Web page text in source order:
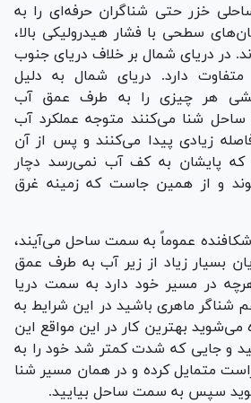
خزر حتی شناگران حرفه‌ای را به
سطحی با فشار هیدرولیکی بالا،
در دریای شمال بر خلاف دریای جنوب
دارد. دریای شمال به دلیل
هر چیزی را به طرف عمق آب
شنا می‌کنند متوجه عملکرد آب
زیادی پیدا می‌کنند و پس از آن
پایشان به کف آب نمی‌رسد دچار
و از همین جاست که زمینه غرق
شکافنده عموماً به سمت ساحل می‌آیند،
بسیار زیاد از زیر آب به طرف عمق
در مسیر خود دارد به سمت دریا
شناگر ماهری باشید در این شرایط به
بهترین کار در این مواقع این
و جایی که شدت کمتر شد خود را به
متمایل کرده و در همان مسیر شنا
شوید سپس به سمت ساحل بیایید.